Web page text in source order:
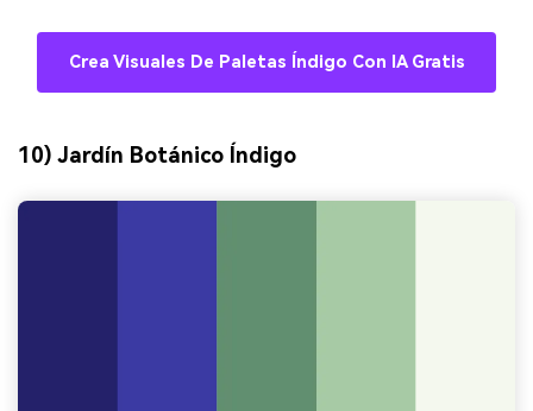
Crea Visuales De Paletas Índigo Con IA Gratis
10) Jardín Botánico Índigo